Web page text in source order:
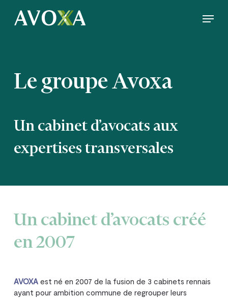
Menu
Le groupe Avoxa
Un cabinet d’avocats aux
expertises transversales
Un cabinet d’avocats créé
en 2007
AVOXA est né en 2007 de la fusion de 3 cabinets rennais
ayant pour ambition commune de regrouper leurs